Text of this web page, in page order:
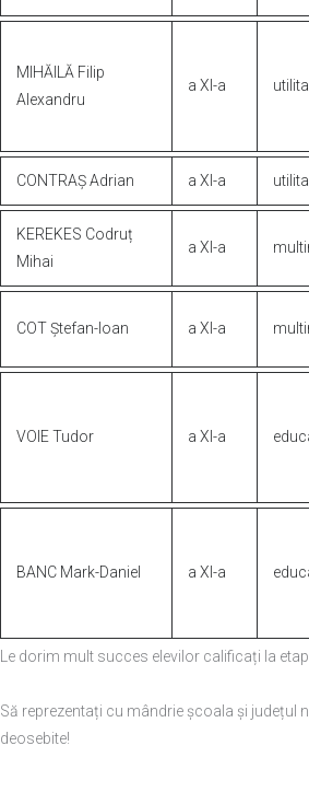
MIHĂILĂ Filip
Alexandru
a XI-a
CONTRAȘAdrian a XI-a
KEREKES Codruț
Mihai
a XI-a
COTȘtefan-Ioan a XI-a
VOIETudor a XI-a
BANC Mark-Daniel a XI-a
Le dorim mult succes elevilor calificați la
Să reprezentați cu mândrie școala și județul
deosebite!